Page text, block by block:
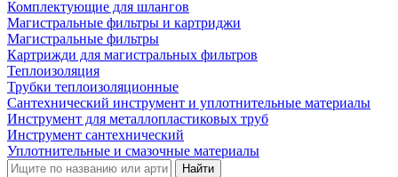
Комплектующие для шлангов
Магистральные фильтры и картриджи
Магистральные фильтры
Картрижди для магистральных фильтров
Теплоизоляция
Трубки теплоизоляционные
Сантехнический инструмент и уплотнительные материалы
Инструмент для металлопластиковых труб
Инструмент сантехнический
Уплотнительные и смазочные материалы
Найти